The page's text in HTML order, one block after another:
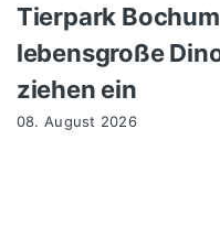
Tierpark
lebensgroße
ziehen ein
08. August 2026